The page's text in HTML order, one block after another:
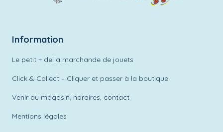
Information
Le petit + de la marchande de jouets
Click & Collect – Cliquer et passer à la boutique
Venir au magasin, horaires, contact
Mentions légales